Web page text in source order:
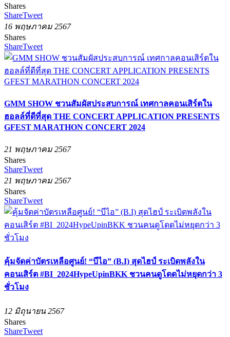
Shares
ShareTweet
16 พฤษภาคม 2567
Shares
ShareTweet
GMM SHOW ชวนสัมผัสประสบการณ์ เทศกาลคอนเสิร์ตใน
ฮอลล์ที่ดีที่สุด THE CONCERT APPLICATION PRESENTS
GFEST MARATHON CONCERT 2024
21 พฤษภาคม 2567
Shares
ShareTweet
21 พฤษภาคม 2567
Shares
ShareTweet
คุ้มจัดค่าบัตรเหลือศูนย์! “บีไอ” (B.I) สุดไฮป์ ระเบิดพลังใน
คอนเสิร์ต #BI_2024HypeUpinBKK ชวนคนดูโดดไม่หยุดกว่า 3
ชั่วโมง
12 มิถุนายน 2567
Shares
ShareTweet